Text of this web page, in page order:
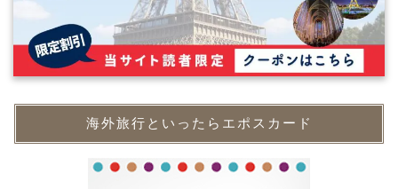
海外旅行といったらエポスカード